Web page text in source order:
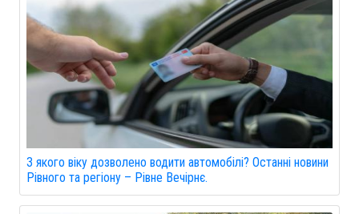
З якого віку дозволено водити автомобілі? Останні новини
Рівного та регіону – Рівне Вечірнє.